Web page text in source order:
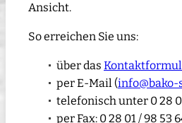
Ansicht.
So erreichen Sie uns:
über das
per E-Mail (
telefonisch unter 0 28
per Fax: 0 28 01 / 98 53